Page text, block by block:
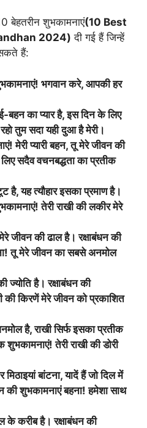
बेहतरीन शुभकामनाएं(10 Best
2024) दी गई हैं जिन्हें
हैं:
भगवान करे, आपकी हर
बहन का प्यार है, इस दिन के लिए
तुम सदा यही दुआ है मेरी।
मेरी प्यारी बहन, तू मेरे जीवन की
लिए सदैव वचनबद्धता का प्रतीक
है, यह त्यौहार इसका प्रमाण है।
तेरी राखी की लकीर मेरे
जीवन की ढाल है। रक्षाबंधन की
तू मेरे जीवन का सबसे अनमोल
ज्योति है। रक्षाबंधन की
की किरणें मेरे जीवन को प्रकाशित
है, राखी सिर्फ इसका प्रतीक
शुभकामनाएं! तेरी राखी की डोरी
बांटना, यादें हैं जो दिल में
की शुभकामनाएं बहना! हमेशा साथ
के करीब है। रक्षाबंधन की